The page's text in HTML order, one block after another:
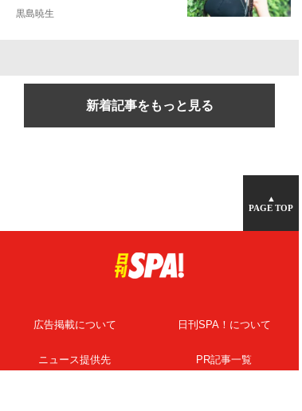
黒島暁生
新着記事をもっと見る
▲
PAGE TOP
広告掲載について 日刊SPA！について
ニュース提供先 PR記事一覧